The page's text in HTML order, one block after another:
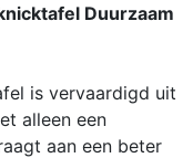
Duurzaam
is vervaardigd uit
alleen een
aan een beter